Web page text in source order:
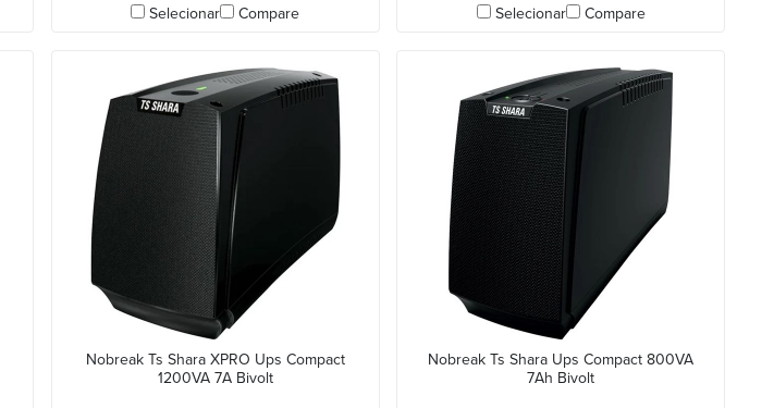
Selecionar Compare Selecionar Compare
Nobreak Ts Shara XPRO Ups Compact
1200VA 7A Bivolt
Nobreak Ts Shara Ups Compact 800VA
7Ah Bivolt